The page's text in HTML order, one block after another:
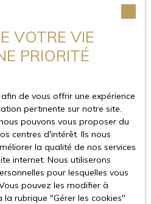
à votre disposition notre
continuellement car
perpétuelle de notre
l’image d’un syndic en
Immobilier est une
humaine, proche de
souhaitant faire
Syndicoù toutes les
sont des personnes
VOTRE VIE
PRIORITÉ
de vous offrir une expérience
pertinente sur notre site.
pouvons vous proposer du
centres d'intérêt. Ils nous
la qualité de nos services
internet. Nous utiliserons
pour lesquelles vous
pouvez les modifier à
rubrique ″Gérer les cookies″